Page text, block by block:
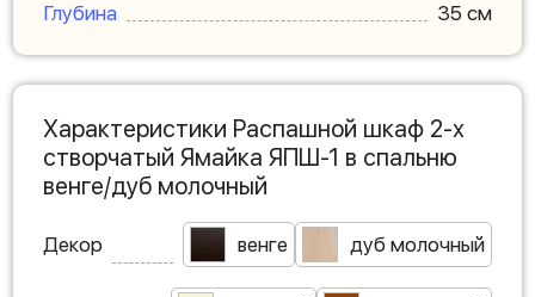
Глубина
35 см
Характеристики Распашной шкаф 2-х
створчатый Ямайка ЯПШ-1 в спальню
венге/дуб молочный
Декор венге дуб молочный